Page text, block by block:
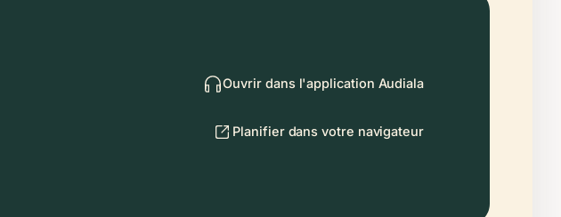
Ouvrir dans l'application Audiala
Planifier dans votre navigateur